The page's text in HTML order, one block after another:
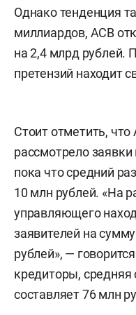
Однако тенденция
миллиардов, АСВ
на 2,4 млрд рублей.
претензий находит
Стоит отметить,
рассмотрело
пока что средний
10 млн рублей. «На
управляющего
заявителей на
рублей», —
кредиторы,
составляет 76 млн